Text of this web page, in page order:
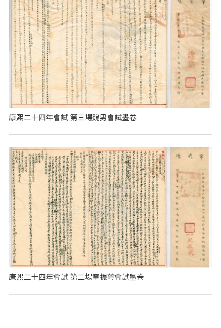
康熙二十四年會試 第三場魏男會試墨卷
康熙二十四年會試 第二場章振萼會試墨卷